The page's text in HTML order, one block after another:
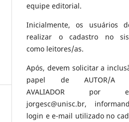
equipe editorial.
Inicialmente, os usuários
realizar o cadastro no
como leitores/as.
Após, devem solicitar a
papel de AUTOR/A
AVALIADOR por e-
jorgesc@unisc.br,
login e e-mail utilizado no